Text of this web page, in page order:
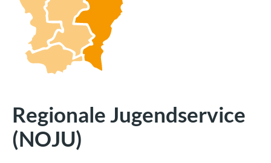
Regionale Jugendservice
(NOJU)